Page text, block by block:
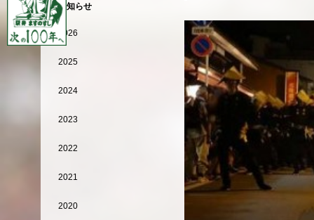
お知らせ
2026
2025
2024
2023
2022
2021
2020